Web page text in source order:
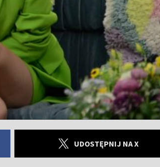
UDOSTĘPNIJ NA X